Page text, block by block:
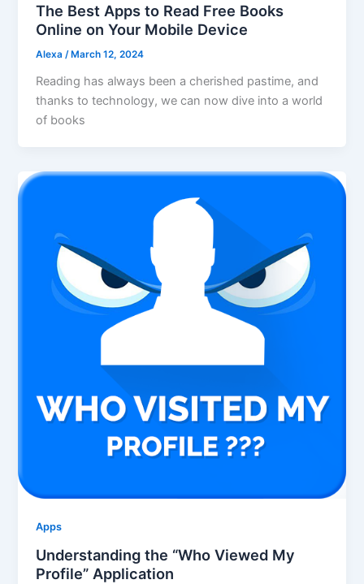
The Best Apps to Read Free Books
Online on Your Mobile Device
Alexa /March 12, 2024
Reading has always been a cherished pastime, and
thanks to technology, we can now dive into a world
of books
Apps
Understanding the “Who Viewed My
Profile” Application